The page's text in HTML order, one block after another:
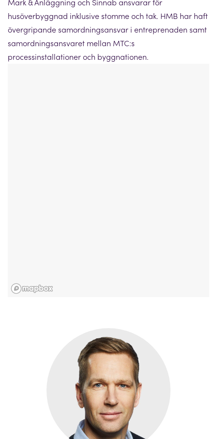
Mark & Anläggning och Sinnab ansvarar för
husöverbyggnad inklusive stomme och tak. HMB har haft
övergripande samordningsansvar i entreprenaden samt
samordningsansvaret mellan MTC:s
processinstallationer och byggnationen.